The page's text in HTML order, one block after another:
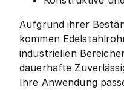
Aufgrund ihrer
kommen
industriellen
dauerhafte
Ihre Anwendung